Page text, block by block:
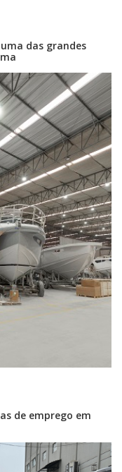
das grandes
de emprego em